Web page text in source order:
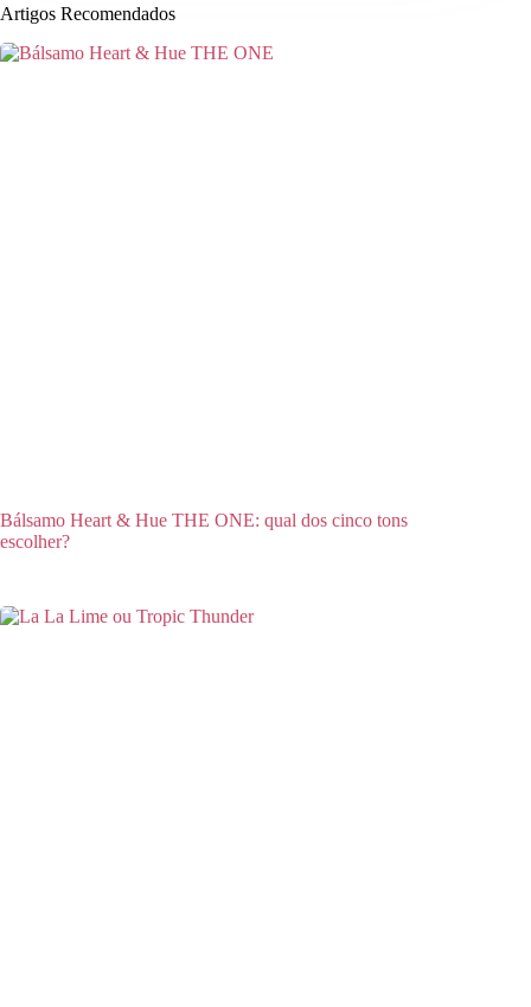
Artigos Recomendados
Bálsamo Heart & Hue THE ONE: qual dos cinco tons
escolher?